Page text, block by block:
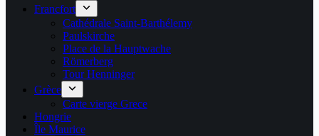
Francfort
Cathédrale Saint-Barthélemy
Paulskirche
Place de la Hauptwache
Römerberg
Tour Henninger
Grèce
Carte vierge Grece
Hongrie
Île Maurice